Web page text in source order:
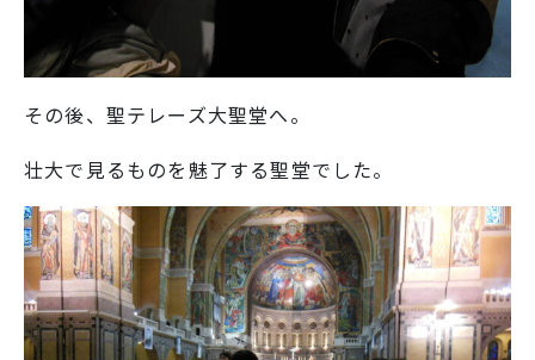
その後、聖テレーズ大聖堂へ。
壮大で見るものを魅了する聖堂でした。